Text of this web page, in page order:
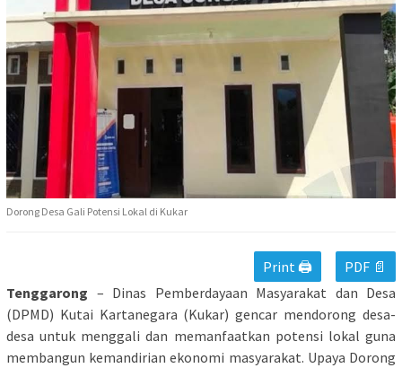
Dorong Desa Gali Potensi Lokal di Kukar
Print 🖨
PDF 📄
Tenggarong – Dinas Pemberdayaan Masyarakat dan Desa
(DPMD) Kutai Kartanegara (Kukar) gencar mendorong desa-
desa untuk menggali dan memanfaatkan potensi lokal guna
membangun kemandirian ekonomi masyarakat. Upaya Dorong